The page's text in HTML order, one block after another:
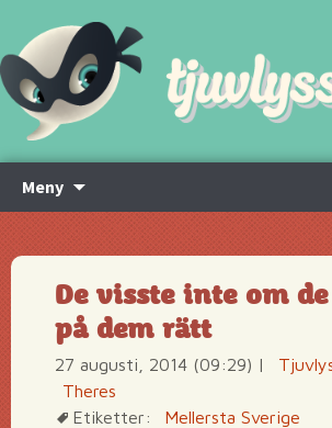
Meny
innehåll
De visste inte om
på dem rätt
27 augusti, 2014 (09:29) |
Theres
Etiketter:
Mellersta Sverige